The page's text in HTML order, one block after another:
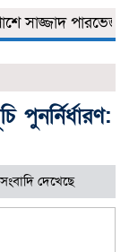
পারভেজ
দেখেছে